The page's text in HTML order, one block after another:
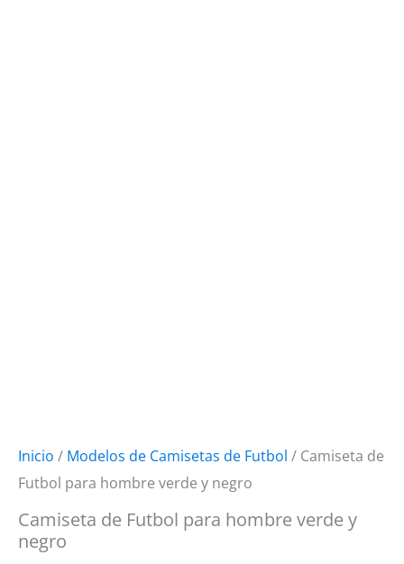
Inicio / Modelos de Camisetas de Futbol / Camiseta de
Futbol para hombre verde y negro
Camiseta de Futbol para hombre verde y
negro